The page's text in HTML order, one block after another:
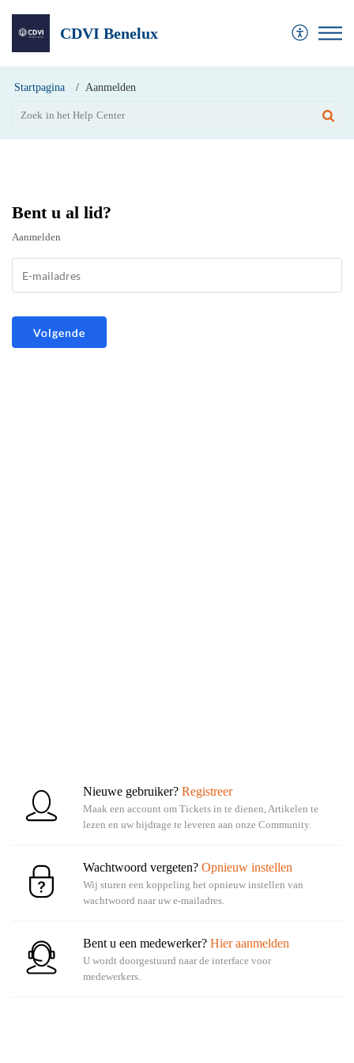
CDVI Benelux
Startpagina Aanmelden
Bent u al lid?
Aanmelden
Nieuwe gebruiker? Registreer
Maak een account om Tickets in te dienen, Artikelen te
lezen en uw bijdrage te leveren aan onze Community.
Wachtwoord vergeten? Opnieuw instellen
Wij sturen een koppeling het opnieuw instellen van
wachtwoord naar uw e-mailadres.
Bent u een medewerker? Hier aanmelden
U wordt doorgestuurd naar de interface voor
medewerkers.